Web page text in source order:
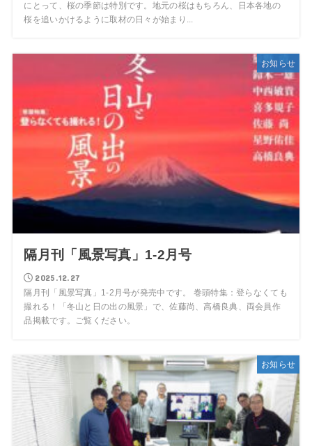
にとって、桜の季節は特別です。地元の桜はもちろん、日本各地の
桜を追いかけるように取材の日々が始まり...
お知らせ
隔月刊「風景写真」1-2月号
2025.12.27
隔月刊「風景写真」1-2月号が発売中です。 巻頭特集：登らなくても
撮れる！「冬山と日の出の風景」で、佐藤尚、高橋良典、両会員作
品掲載です。ご覧ください。
お知らせ